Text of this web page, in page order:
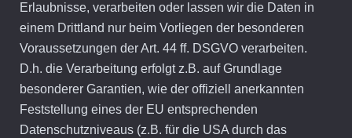
Erlaubnisse, verarbeiten oder lassen wir die Daten in
einem Drittland nur beim Vorliegen der besonderen
Voraussetzungen der Art. 44 ff. DSGVO verarbeiten.
D.h. die Verarbeitung erfolgt z.B. auf Grundlage
besonderer Garantien, wie der offiziell anerkannten
Feststellung eines der EU entsprechenden
Datenschutzniveaus (z.B. für die USA durch das